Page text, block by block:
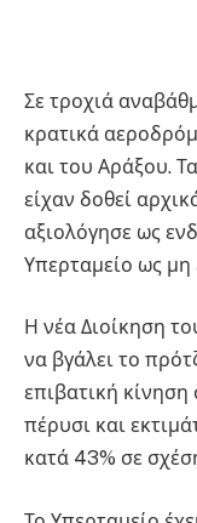
Σε τροχιά
κρατικά
και του Αράξου.
είχαν δοθεί
αξιολόγησε ως
Υπερταμείο ως μη
Η νέα Διοίκηση
να βγάλει το
επιβατική κίνηση
πέρυσι και
κατά 43% σε